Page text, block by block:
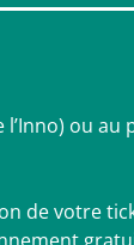
ou
de votre